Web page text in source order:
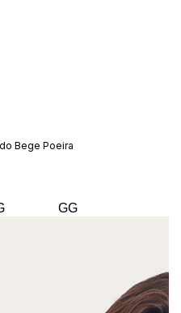
Bege Poeira
GG